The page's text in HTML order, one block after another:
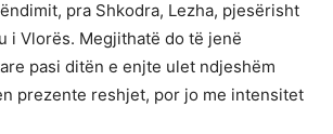
pra Shkodra, Lezha, pjesërisht
i Vlorës. Megjithatë do të jenë
pasi ditën e enjte ulet ndjeshëm
prezente reshjet, por jo me intensitet